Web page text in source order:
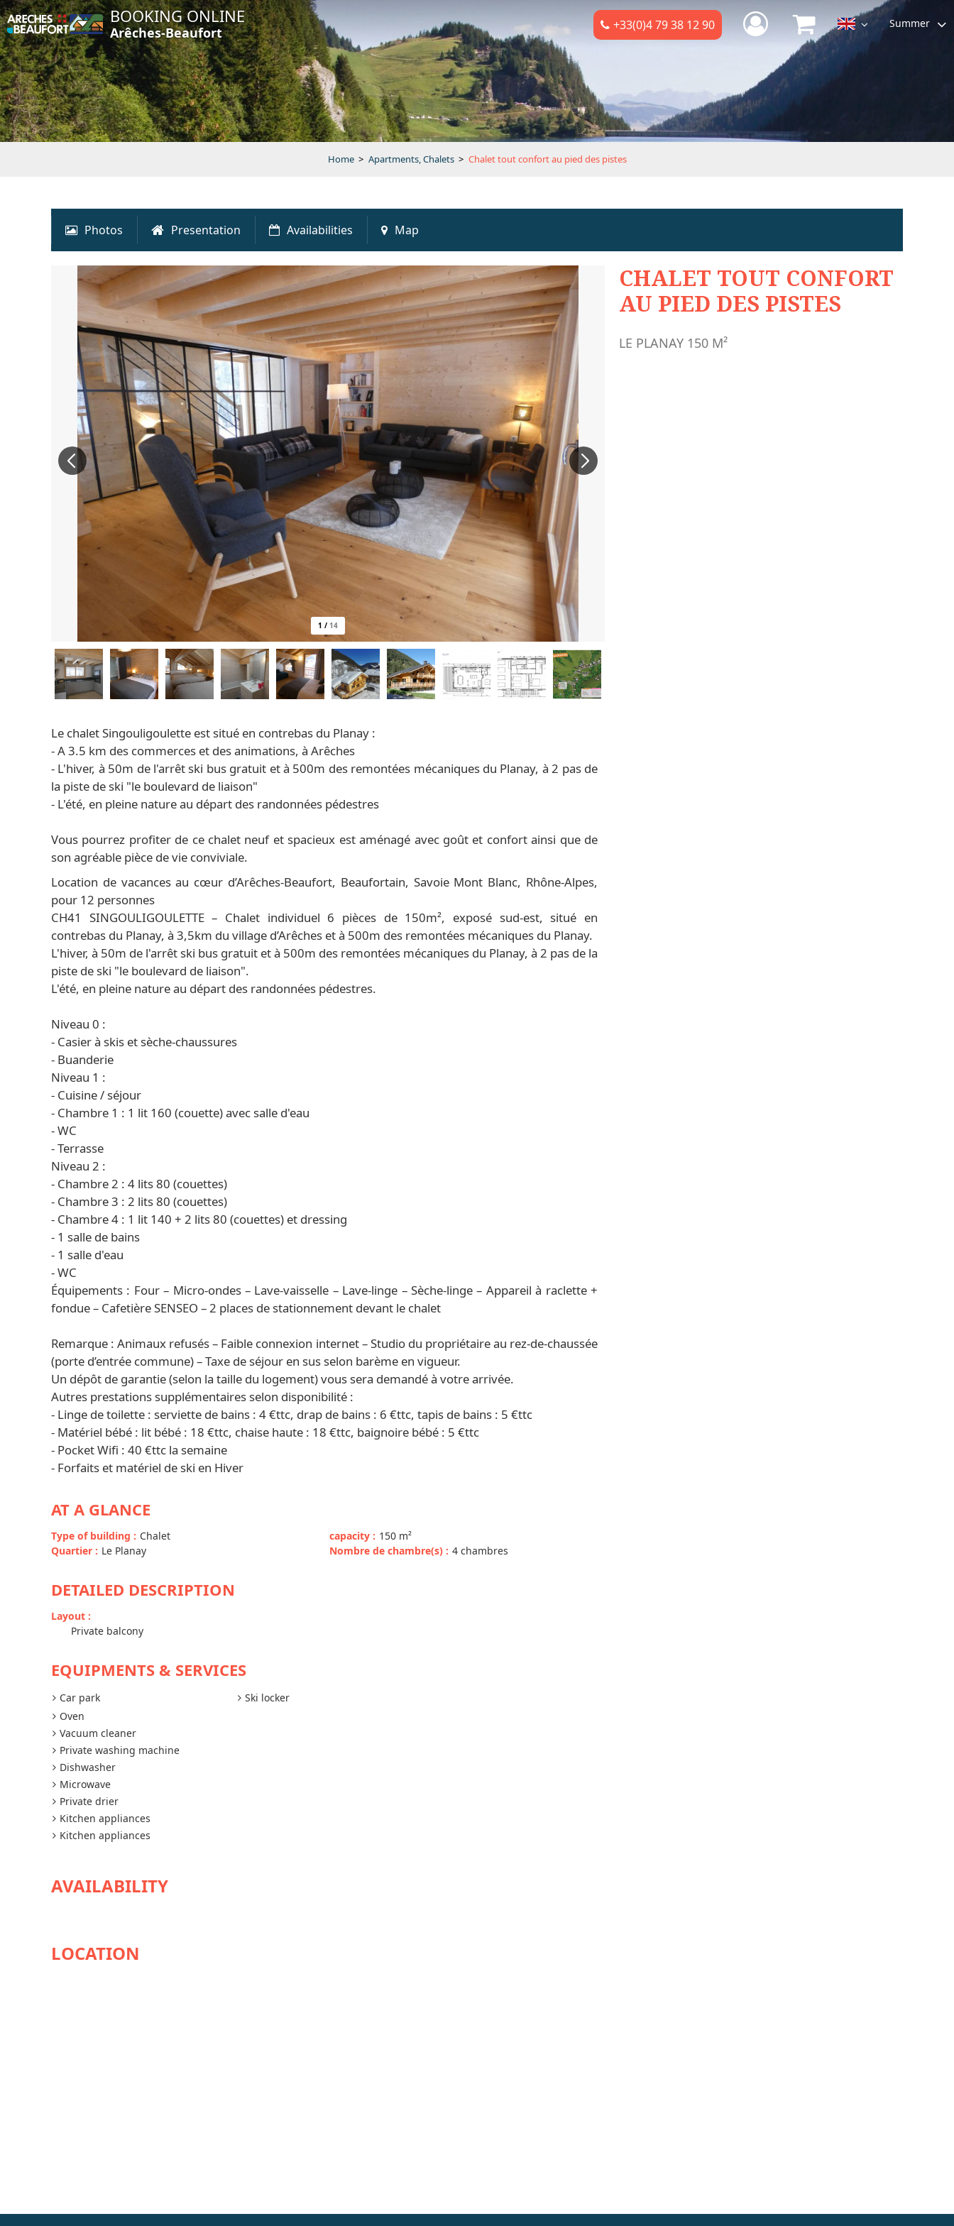
BOOKING ONLINE
Arêches-Beaufort +33(0)4 79 38 12 90 Summer
Home > Apartments, Chalets > Chalet tout confort au pied des pistes
Photos Presentation Availabilities Map
1 / 14
CHALET TOUT CONFORT
AU PIED DES PISTES
LE PLANAY 150 M²
Le chalet Singouligoulette est situé en contrebas du Planay :
- A 3.5 km des commerces et des animations, à Arêches
- L'hiver, à 50m de l'arrêt ski bus gratuit et à 500m des remontées mécaniques du Planay, à 2 pas de
la piste de ski "le boulevard de liaison"
- L'été, en pleine nature au départ des randonnées pédestres
Vous pourrez profiter de ce chalet neuf et spacieux est aménagé avec goût et confort ainsi que de
son agréable pièce de vie conviviale.
Location de vacances au cœur d’Arêches-Beaufort, Beaufortain, Savoie Mont Blanc, Rhône-Alpes,
pour 12 personnes
CH41 SINGOULIGOULETTE – Chalet individuel 6 pièces de 150m², exposé sud-est, situé en
contrebas du Planay, à 3,5km du village d’Arêches et à 500m des remontées mécaniques du Planay.
L'hiver, à 50m de l'arrêt ski bus gratuit et à 500m des remontées mécaniques du Planay, à 2 pas de la
piste de ski "le boulevard de liaison".
L'été, en pleine nature au départ des randonnées pédestres.
Niveau 0 :
- Casier à skis et sèche-chaussures
- Buanderie
Niveau 1 :
- Cuisine / séjour
- Chambre 1 : 1 lit 160 (couette) avec salle d'eau
- WC
- Terrasse
Niveau 2 :
- Chambre 2 : 4 lits 80 (couettes)
- Chambre 3 : 2 lits 80 (couettes)
- Chambre 4 : 1 lit 140 + 2 lits 80 (couettes) et dressing
- 1 salle de bains
- 1 salle d'eau
- WC
Équipements : Four – Micro-ondes – Lave-vaisselle – Lave-linge – Sèche-linge – Appareil à raclette +
fondue – Cafetière SENSEO – 2 places de stationnement devant le chalet
Remarque : Animaux refusés – Faible connexion internet – Studio du propriétaire au rez-de-chaussée
(porte d’entrée commune) – Taxe de séjour en sus selon barème en vigueur.
Un dépôt de garantie (selon la taille du logement) vous sera demandé à votre arrivée.
Autres prestations supplémentaires selon disponibilité :
- Linge de toilette : serviette de bains : 4 €ttc, drap de bains : 6 €ttc, tapis de bains : 5 €ttc
- Matériel bébé : lit bébé : 18 €ttc, chaise haute : 18 €ttc, baignoire bébé : 5 €ttc
- Pocket Wifi : 40 €ttc la semaine
- Forfaits et matériel de ski en Hiver
AT A GLANCE
Type of building : Chalet
Quartier : Le Planay
capacity : 150 m²
Nombre de chambre(s) : 4 chambres
DETAILED DESCRIPTION
Layout :
Private balcony
EQUIPMENTS & SERVICES
Car park
Oven
Vacuum cleaner
Private washing machine
Dishwasher
Microwave
Private drier
Kitchen appliances
Kitchen appliances
Ski locker
AVAILABILITY